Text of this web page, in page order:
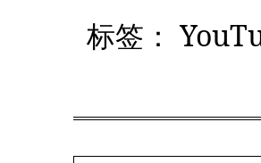
标签：